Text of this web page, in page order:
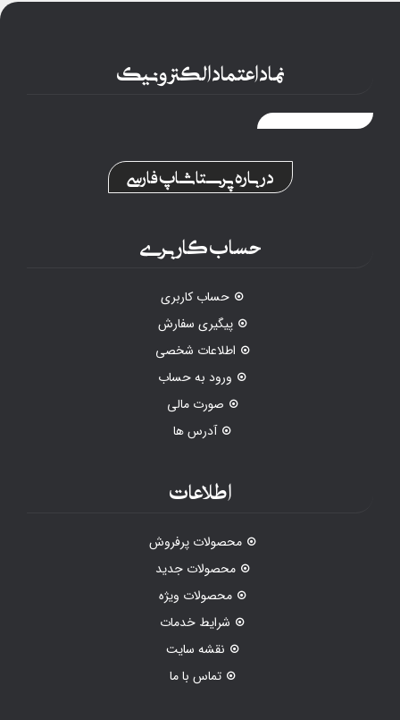
نماد اعتماد الکترونیک
درباره پرستاشاپ فارسی
حساب کاربری
حساب کاربری
پیگیری سفارش
اطلاعات شخصی
ورود به حساب
صورت مالی
آدرس ها
اطلاعات
محصولات پرفروش
محصولات جدید
محصولات ویژه
شرایط خدمات
نقشه سایت
تماس با ما